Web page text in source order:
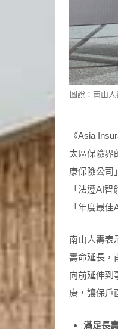
圖說：南山
《Asia
太區保險界
康保險公司
「法遵AI
「年度最
南山人壽表
壽命延長，
向前延伸到
康，讓保戶
滿足長